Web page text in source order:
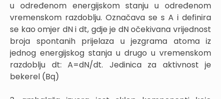
u određenom energijskom stanju u određenom
vremenskom razdoblju. Označava se s A i definira
se kao omjer dN i dt, gdje je dN očekivana vrijednost
broja spontanih prijelaza u jezgrama atoma iz
jednog energijskog stanja u drugo u vremenskom
razdoblju dt: A=dN/dt. Jedinica za aktivnost je
bekerel (Bq)